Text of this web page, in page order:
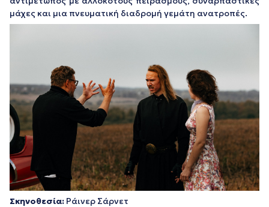
μάχες και μια πνευματική διαδρομή γεμάτη ανατροπές.
Σκηνοθεσία: Ράινερ Σάρνετ